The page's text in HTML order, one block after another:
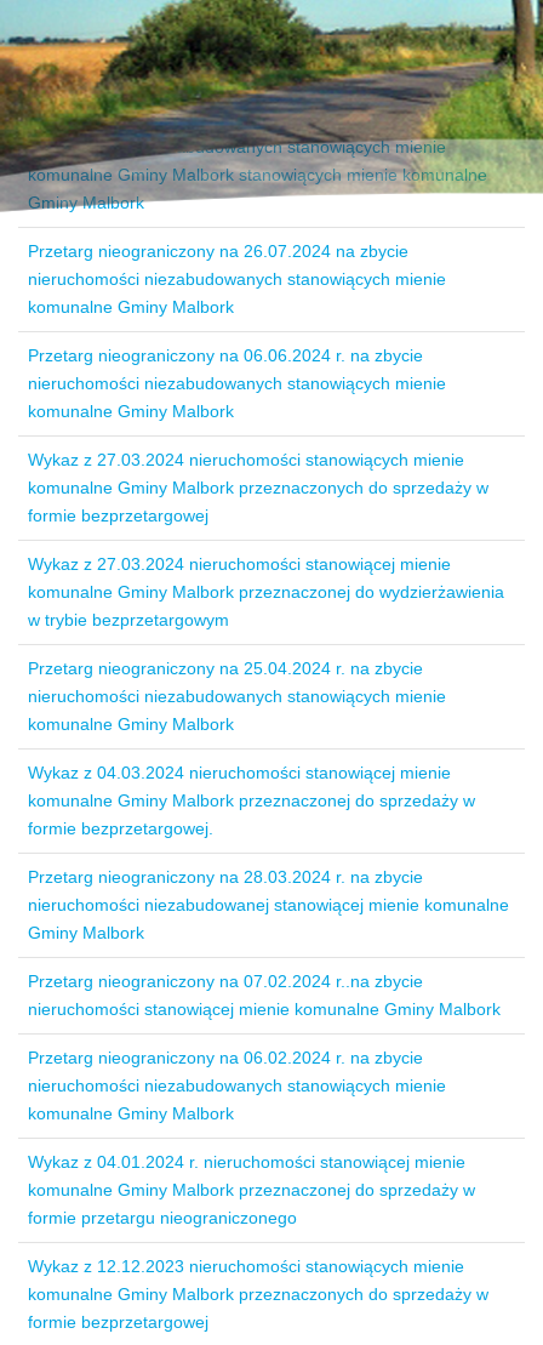
Informacja o wynikach przetargu nieograniczonego
przeprowadzonego 10.10.2024 r. w Urzędzie Gminy Malbork
Przetarg nieograniczony na 10.10.2024 na zbycie
nieruchomości niezabudowanych stanowiących mienie
komunalne Gminy Malbork stanowiących mienie komunalne
Gminy Malbork
Przetarg nieograniczony na 26.07.2024 na zbycie
nieruchomości niezabudowanych stanowiących mienie
komunalne Gminy Malbork
Przetarg nieograniczony na 06.06.2024 r. na zbycie
nieruchomości niezabudowanych stanowiących mienie
komunalne Gminy Malbork
Wykaz z 27.03.2024 nieruchomości stanowiących mienie
komunalne Gminy Malbork przeznaczonych do sprzedaży w
formie bezprzetargowej
Wykaz z 27.03.2024 nieruchomości stanowiącej mienie
komunalne Gminy Malbork przeznaczonej do wydzierżawienia
w trybie bezprzetargowym
Przetarg nieograniczony na 25.04.2024 r. na zbycie
nieruchomości niezabudowanych stanowiących mienie
komunalne Gminy Malbork
Wykaz z 04.03.2024 nieruchomości stanowiącej mienie
komunalne Gminy Malbork przeznaczonej do sprzedaży w
formie bezprzetargowej.
Przetarg nieograniczony na 28.03.2024 r. na zbycie
nieruchomości niezabudowanej stanowiącej mienie komunalne
Gminy Malbork
Przetarg nieograniczony na 07.02.2024 r..na zbycie
nieruchomości stanowiącej mienie komunalne Gminy Malbork
Przetarg nieograniczony na 06.02.2024 r. na zbycie
nieruchomości niezabudowanych stanowiących mienie
komunalne Gminy Malbork
Wykaz z 04.01.2024 r. nieruchomości stanowiącej mienie
komunalne Gminy Malbork przeznaczonej do sprzedaży w
formie przetargu nieograniczonego
Wykaz z 12.12.2023 nieruchomości stanowiących mienie
komunalne Gminy Malbork przeznaczonych do sprzedaży w
formie bezprzetargowej